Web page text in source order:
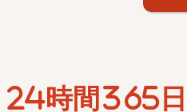
24時間365日